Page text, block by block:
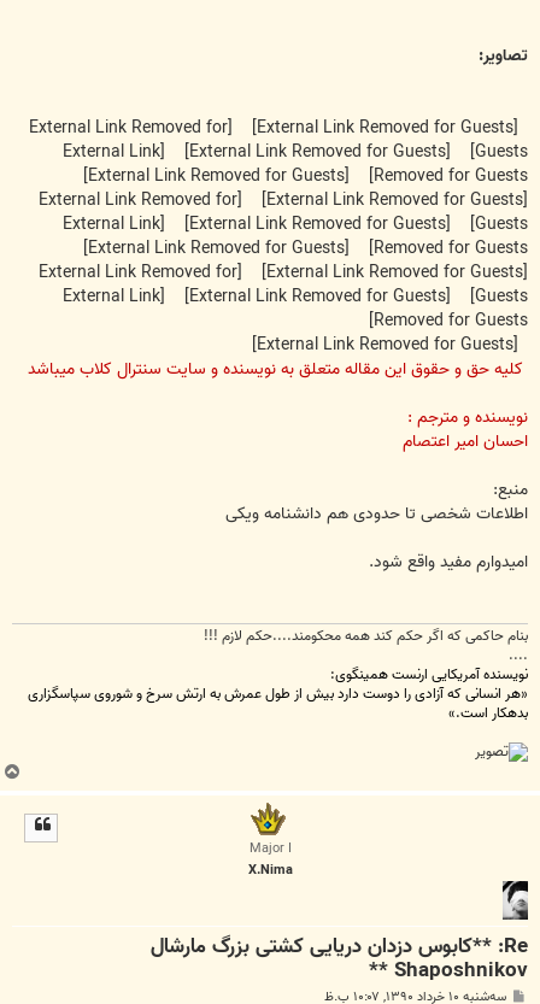
تصاویر:
[External Link Removed for Guests]
[External Link Removed for
Guests]
[External Link Removed for Guests]
[External Link
Removed for Guests]
[External Link Removed for Guests]
[External Link Removed for Guests]
[External Link Removed for
Guests]
[External Link Removed for Guests]
[External Link
Removed for Guests]
[External Link Removed for Guests]
[External Link Removed for Guests]
[External Link Removed for
Guests]
[External Link Removed for Guests]
[External Link
Removed for Guests]
[External Link Removed for Guests]
کلیه حق و حقوق این مقاله متعلق به نویسنده و سایت سنترال کلاب میباشد
نویسنده و مترجم :
احسان امیر اعتصام
منبع:
اطلاعات شخصی تا حدودی هم دانشنامه ویکی
امیدوارم مفید واقع شود.
بنام حاکمی که اگر حکم کند همه محکومند....حکم لازم !!!
....
نویسنده آمریکایی ارنست همینگوی:
«هر انسانی که آزادی را دوست دارد بیش از طول عمرش به ارتش سرخ و شوروی سپاسگزاری
بدهکار است.»
Major I
X.Nima
Re: **کابوس دزدان دریایی کشتی بزرگ مارشال
Shaposhnikov **
سه‌شنبه ۱۰ خرداد ۱۳۹۰, ۱۰:۰۷ ب.ظ